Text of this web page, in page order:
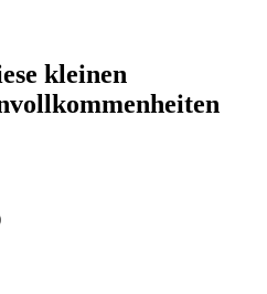
kleinen